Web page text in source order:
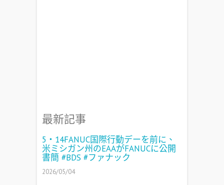
最新記事
5・14FANUC国際行動デーを前に、
米ミシガン州のEAAがFANUCに公開
書簡 #BDS #ファナック
2026/05/04